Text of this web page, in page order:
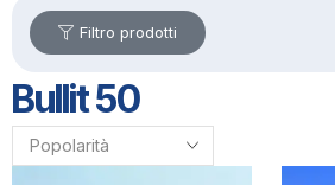
Filtro prodotti
Bullit 50